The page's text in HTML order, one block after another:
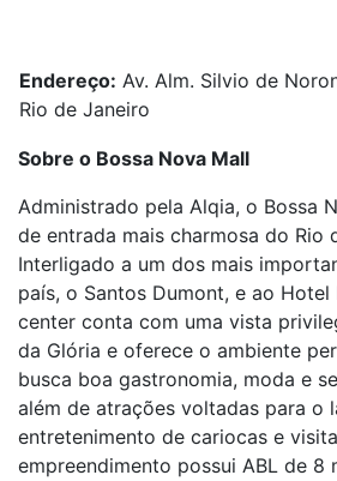
Endereço: Av. Alm. Silvio de
Rio de Janeiro
Sobre o Bossa Nova Mall
Administrado pela Alqia, o Bossa
de entrada mais charmosa do Rio
Interligado a um dos mais
país, o Santos Dumont, e ao
center conta com uma vista
da Glória e oferece o ambiente
busca boa gastronomia, moda e
além de atrações voltadas para o
entretenimento de cariocas e
empreendimento possui ABL de 8